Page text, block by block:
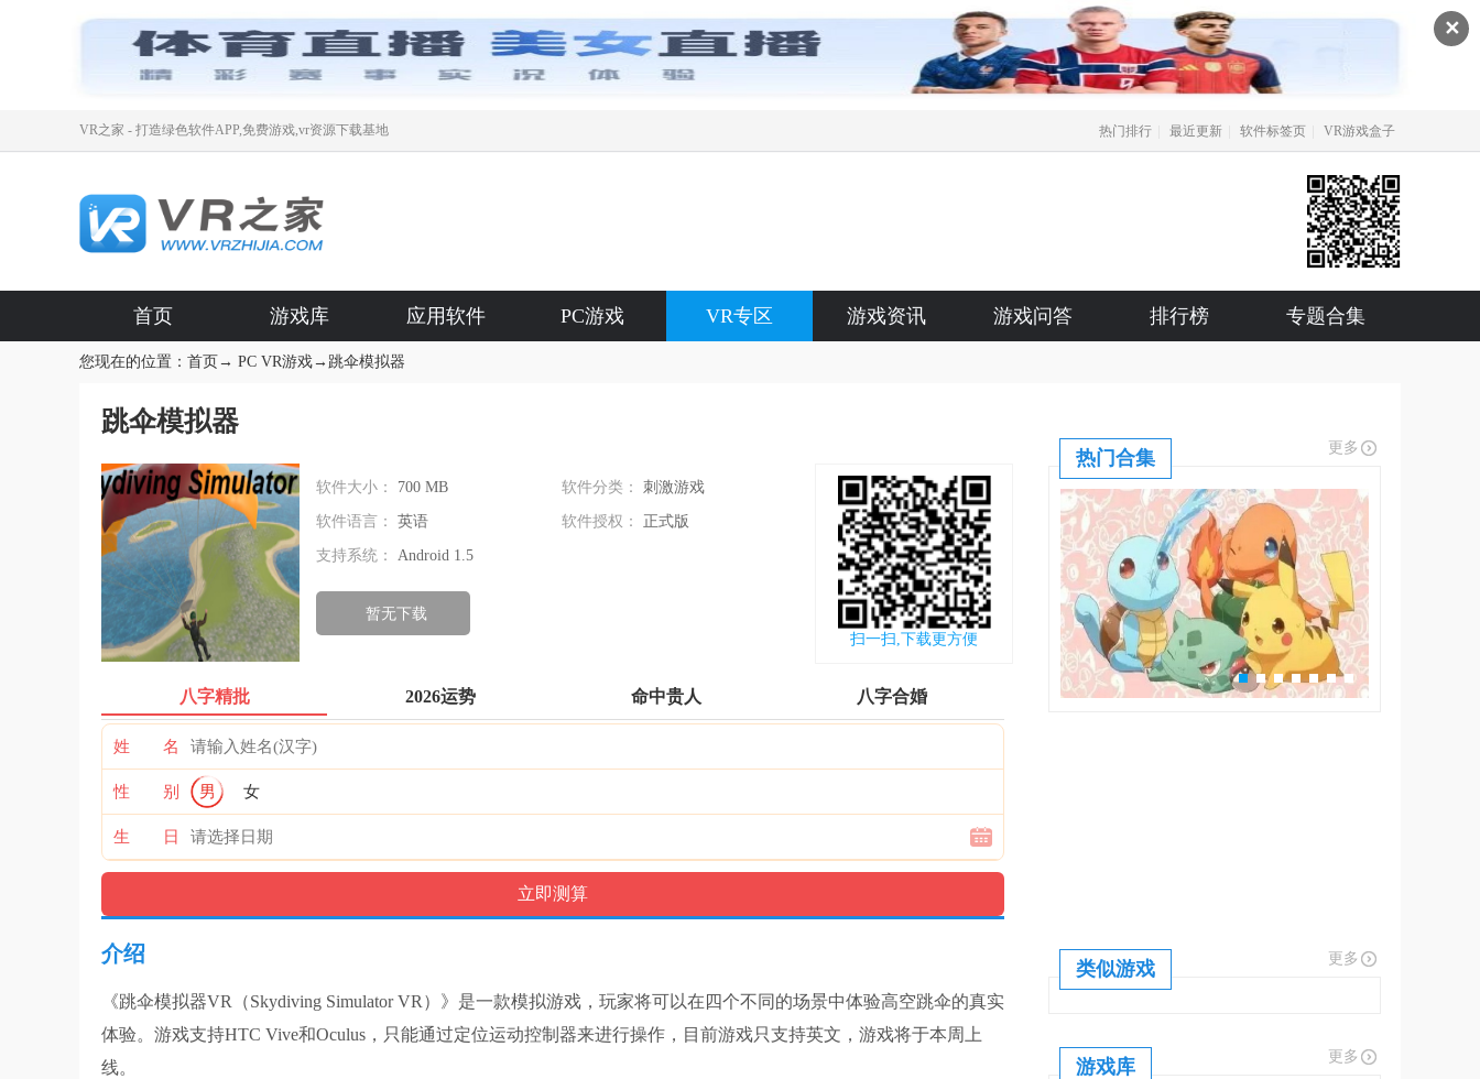
✕
VR之家 - 打造绿色软件APP,免费游戏,vr资源下载基地 热门排行 最近更新 软件标签页 VR游戏盒子
首页 游戏库 应用软件 PC游戏 VR专区 游戏资讯 游戏问答 排行榜 专题合集
您现在的位置： 首页 → PC VR游戏→ 跳伞模拟器
跳伞模拟器
软件大小： 700 MB 软件分类： 刺激游戏
软件语言： 英语 软件授权： 正式版
支持系统： Android 1.5
暂无下载
扫一扫,下载更方便
八字精批 2026运势 命中贵人 八字合婚
姓 名
性 别 男 女
生 日
热门合集 更多
介绍
《跳伞模拟器VR（Skydiving Simulator VR）》是一款模拟游戏，玩家将可以在四个不同的场景中体验高空跳伞的真实
体验。游戏支持HTC Vive和Oculus，只能通过定位运动控制器来进行操作，目前游戏只支持英文，游戏将于本周上
线。
类似游戏 更多
游戏库 更多